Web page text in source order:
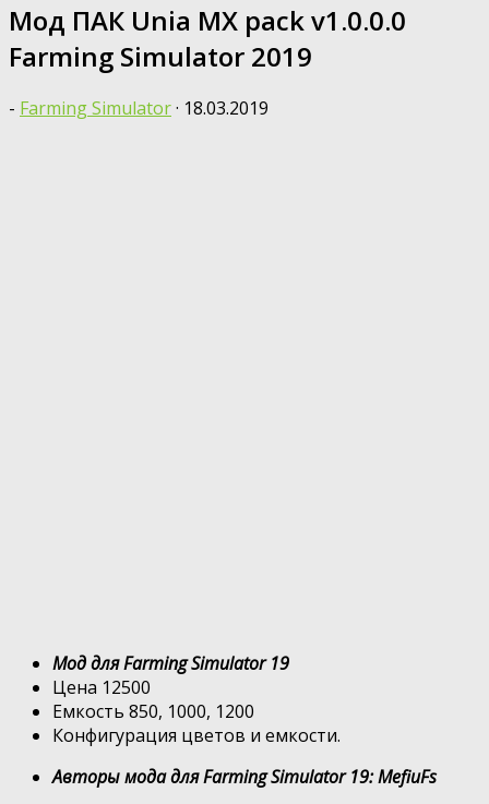
Мод ПАК Unia MX pack v1.0.0.0
Farming Simulator 2019
- Farming Simulator· 18.03.2019
Мод для Farming Simulator 19
Цена 12500
Емкость 850, 1000, 1200
Конфигурация цветов и емкости.
Авторы мода для Farming Simulator 19: MefiuFs